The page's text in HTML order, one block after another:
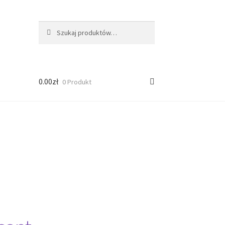
0.00zł 0 Produkt